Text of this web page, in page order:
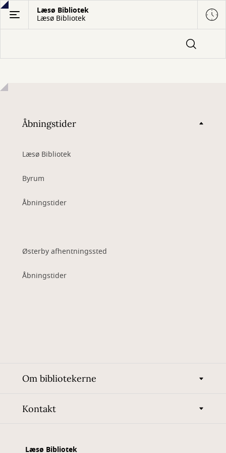
Gå
hovedindhold
Læsø Bibliotek
Læsø Bibliotek
Åbningstider
Læsø Bibliotek
Byrum
Åbningstider
Østerby afhentningssted
Åbningstider
Om bibliotekerne
Kontakt
Læsø Bibliotek